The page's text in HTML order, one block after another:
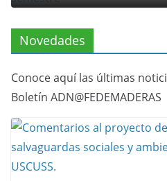
Novedades
Conoce aquí las últimas
Boletín ADN@FEDEMADERAS